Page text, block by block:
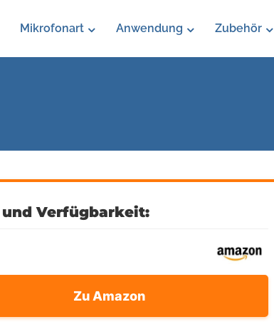
Mikrofonart Anwendung Zubehör
und Verfügbarkeit:
Zu Amazon